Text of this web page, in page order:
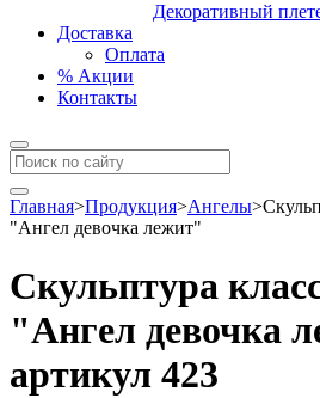
Декоративный
Доставка
Оплата
% Акции
Контакты
Главная>Продукция>Ангелы>
"Ангел девочка лежит"
Скульптура
"Ангел девочка
артикул 423